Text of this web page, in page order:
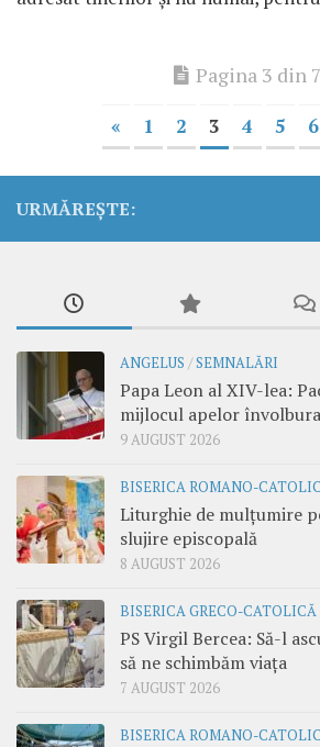
Pagina 3 din 7
« 1 2 3 4 5 6
URMĂREȘTE:
ANGELUS /SEMNALĂRI
Papa Leon al XIV-lea:
mijlocul apelor
9 AUGUST 2026
BISERICA ROMANO-
Liturghie de mulțumire
slujire episcopală
8 AUGUST 2026
BISERICA GRECO-CATOLICĂ
PS Virgil Bercea: Să-l
să ne schimbăm viața
7 AUGUST 2026
BISERICA ROMANO-